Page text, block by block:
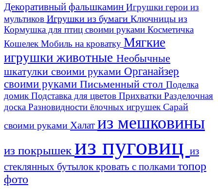
Декоративный фальшкамин Игрушки герои из
мультиков Игрушки из бумаги Ключницы из
Кормушка для птиц своими руками Косметичка
Кошелек Мобиль на кроватку Мягкие
игрушки животные Необычные
шкатулки своими руками Органайзер
своими руками Письменный стол Поделка
домик Подставка для цветов Прихватки Разделочная
доска Разновидности ёлочных игрушек Сарай
своими руками Халат из мешковины
из покрышек из пуговиц из
стеклянных бутылоккровать с полками топор
фото